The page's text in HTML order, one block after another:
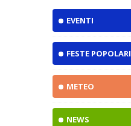
EVENTI
FESTE POPOLARI
METEO
NEWS